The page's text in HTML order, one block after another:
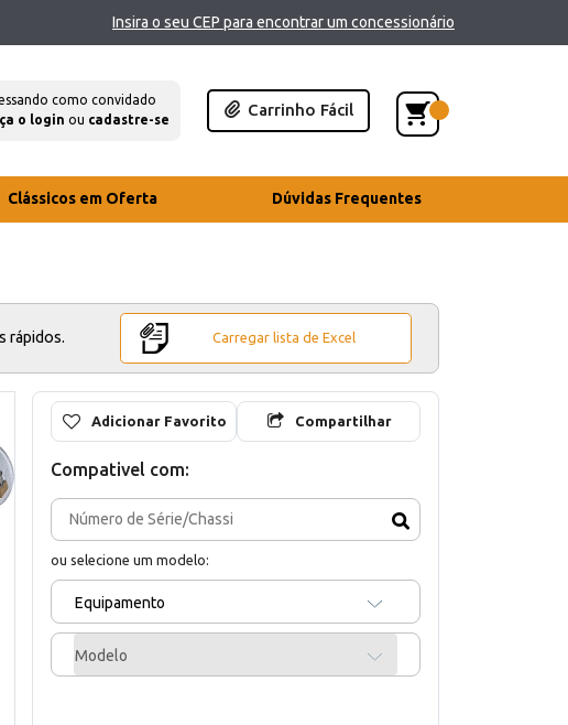
Insira o seu CEP para encontrar um concessionário
como convidado
o login ou cadastre-se
Carrinho Fácil
Clássicos em Oferta Dúvidas Frequentes
rápidos. Carregar lista de Excel
Adicionar Favorito Compartilhar
Compativel com:
ou selecione um modelo:
Equipamento
Modelo